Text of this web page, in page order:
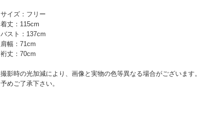
サイズ：フリー
着丈：115cm
バスト：137cm
肩幅：71cm
裄丈：70cm
撮影時の光加減により、画像と実物の色等異なる場合がございます。
予めご了承下さい。